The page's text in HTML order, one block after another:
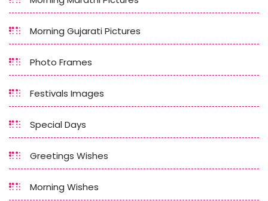
Morning Gujarati Pictures
Photo Frames
Festivals Images
Special Days
Greetings Wishes
Morning Wishes